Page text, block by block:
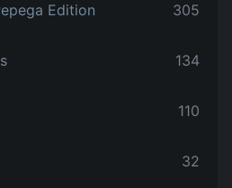
Edition
305
134
110
32